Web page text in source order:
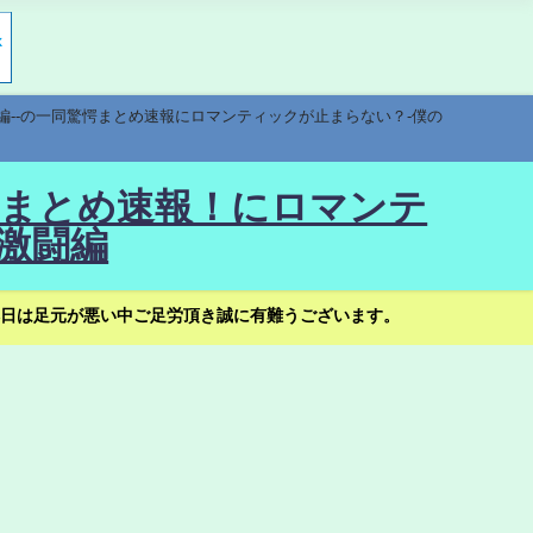
の一同驚愕まとめ速報にロマンティックが止まらない？-僕の
とめ速報！にロマンテ
闘編
足元が悪い中ご足労頂き誠に有難うございます。